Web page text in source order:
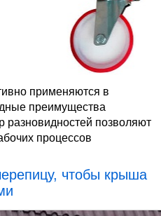
применяются в
преимущества
позволяют
процессов
чтобы крыша